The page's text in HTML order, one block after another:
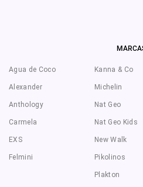
Agua de Coco
Alexander
Anthology
Carmela
EXS
Felmini
Kanna & Co
Michelin
Nat Geo
Nat Geo Kids
New Walk
Pikolinos
Plakton